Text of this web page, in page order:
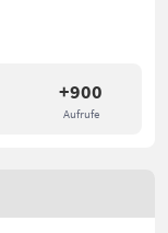
+900
Aufrufe